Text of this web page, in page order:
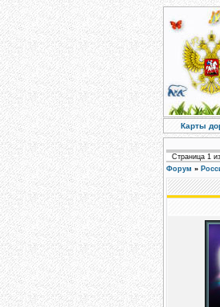
Карты
Страница 1 из
Форум »